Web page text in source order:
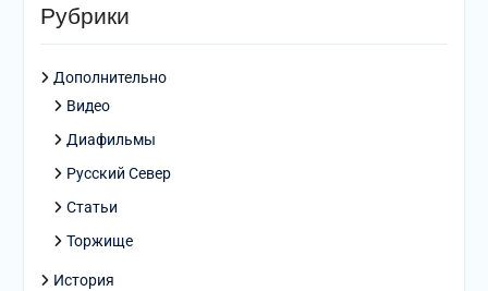
Рубрики
Дополнительно
Видео
Диафильмы
Русский Север
Статьи
Торжище
История